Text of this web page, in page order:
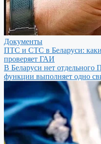
Документы
ПТС и СТС в Беларуси:
проверяет ГАИ
В Беларуси нет отдельного
функции выполняет одно